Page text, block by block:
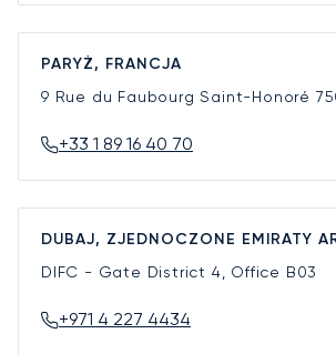
PARYŻ, FRANCJA
9 Rue du Faubourg Saint-Honoré
+33 1 89 16 40 70
DUBAJ, ZJEDNOCZONE EMIRATY
DIFC - Gate District 4, Office B03
+971 4 227 4434